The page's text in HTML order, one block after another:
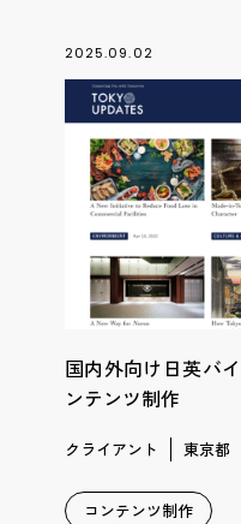
2025.09.02
国内外向け日英バ
ンテンツ制作
クライアント 東京都
コンテンツ制作